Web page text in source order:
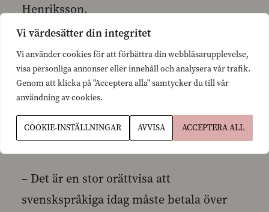
Vi värdesätter din integritet
Vi använder cookies för att förbättra din webbläsarupplevelse,
visa personliga annonser eller innehåll och analysera vår trafik.
Genom att klicka på "Acceptera alla" samtycker du till vår
användning av cookies.
COOKIE-INSTÄLLNINGAR AVVISA ACCEPTERA ALL
Henriksson.
Det råder en stor brist på svenskspråkiga
personer inom den offentliga
förvaltningen, och en delorsak är kravet
på utmärkta kunskaper i finska för de
flesta tjänster.
– Det är en stor orättvisa att
svenskspråkiga idag måste betala över